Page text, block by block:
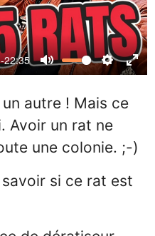
-22:35
Mute Settings
autre ! Mais ce
Avoir un rat ne
une colonie. ;-)
si ce rat est